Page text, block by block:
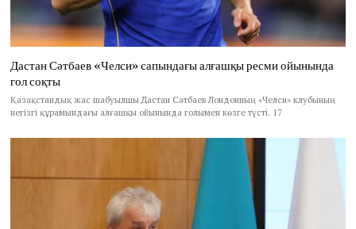
Дастан Сәтбаев «Челси» сапындағы алғашқы ресми ойынында
гол соқты
Қазақстандық жас шабуылшы Дастан Сәтбаев Лондонның «Челси» клубының
негізгі құрамындағы алғашқы ойынында голымен көзге түсті. 17